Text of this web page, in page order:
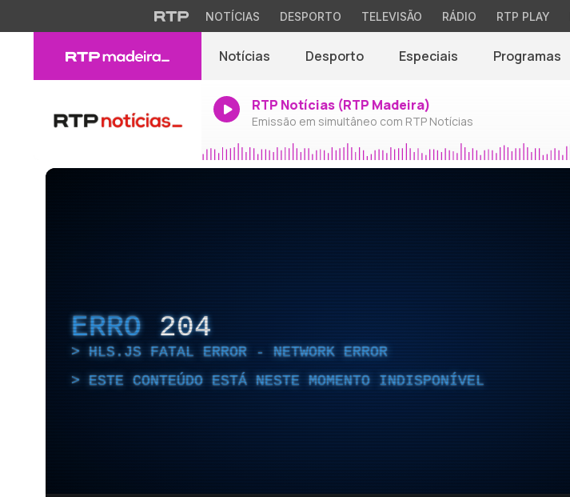
NOTÍCIAS DESPORTO TELEVISÃO RÁDIO RTP PLAY
Notícias Desporto Especiais Programas
RTP Notícias (RTP Madeira)
Emissão em simultâneo com RTP Notícias
ERRO 204
HLS.JS FATAL ERROR - NETWORK ERROR
ESTE CONTEÚDO ESTÁ NESTE MOMENTO INDISPONÍVEL